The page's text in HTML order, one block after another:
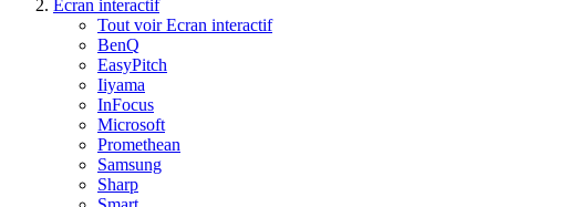
Ecran interactif
Tout voir Ecran interactif
BenQ
EasyPitch
Iiyama
InFocus
Microsoft
Promethean
Samsung
Sharp